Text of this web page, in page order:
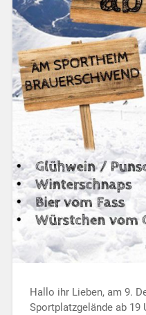
Hallo ihr Lieben, am 9.
Sportplatzgelände ab 19